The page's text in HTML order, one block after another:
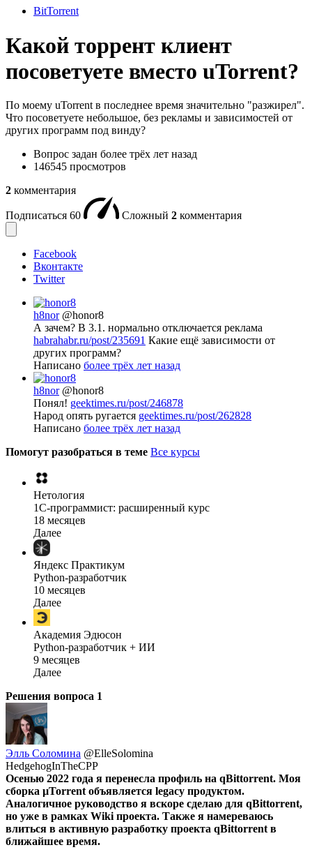
BitTorrent
Какой торрент клиент
посоветуете вместо uTorrent?
По моему uTorrent в последнее время значительно "разжирел".
Что посоветуете небольшое, без рекламы и зависимостей от
других программ под винду?
Вопрос задан более трёх лет назад
146545 просмотров
2 комментария
Подписаться 60 Сложный 2 комментария
Facebook
Вконтакте
Twitter
h8nor @honor8
А зачем? В 3.1. нормально отключается реклама
habrahabr.ru/post/235691 Какие ещё зависимости от
других программ?
Написано более трёх лет назад
h8nor @honor8
Понял! geektimes.ru/post/246878
Народ опять ругается geektimes.ru/post/262828
Написано более трёх лет назад
Помогут разобраться в теме Все курсы
Нетология
1C-программист: расширенный курс
18 месяцев
Далее
Яндекс Практикум
Python-разработчик
10 месяцев
Далее
Академия Эдюсон
Python-разработчик + ИИ
9 месяцев
Далее
Решения вопроса 1
Элль Соломина @ElleSolomina
HedgehogInTheCPP
Осенью 2022 года я перенесла профиль на qBittorrent. Моя
сборка µTorrent объявляется legacy продуктом.
Аналогичное руководство я вскоре сделаю для qBittorrent,
но уже в рамках Wiki проекта. Также я намереваюсь
влиться в активную разработку проекта qBittorrent в
ближайшее время.